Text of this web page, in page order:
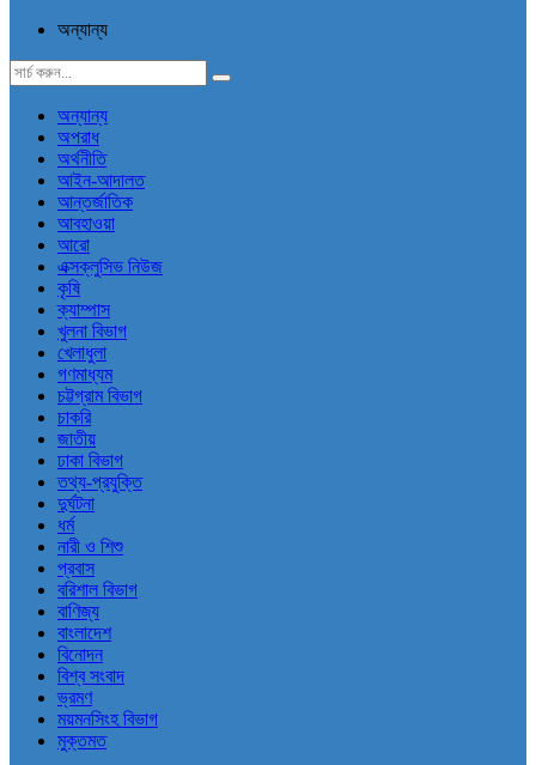
অন্যান্য
অন্যান্য
অপরাধ
অর্থনীতি
আইন-আদালত
আন্তর্জাতিক
আবহাওয়া
আরো
এক্সক্লুসিভ নিউজ
কৃষি
ক্যাম্পাস
খুলনা বিভাগ
খেলাধুলা
গণমাধ্যম
চট্টগ্রাম বিভাগ
চাকরি
জাতীয়
ঢাকা বিভাগ
তথ্য-প্রযুক্তি
দুর্ঘটনা
ধর্ম
নারী ও শিশু
প্রবাস
বরিশাল বিভাগ
বাণিজ্য
বাংলাদেশ
বিনোদন
বিশ্ব সংবাদ
ভ্রমণ
ময়মনসিংহ বিভাগ
মুক্তমত